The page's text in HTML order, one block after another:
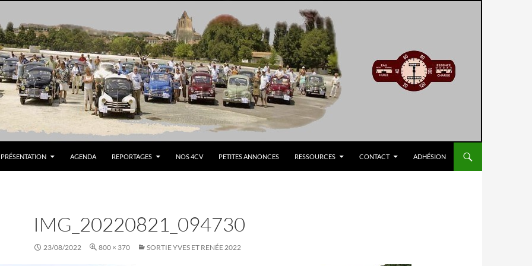
PRÉSENTATION AGENDA REPORTAGES NOS 4CV PETITES ANNONCES RESSOURCES CONTACT ADHÉSION
IMG_20220821_094730
23/08/2022 800 × 370 SORTIE YVES ET RENÉE 2022